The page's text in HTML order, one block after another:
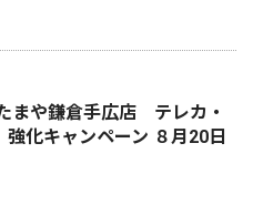
まや鎌倉手広店 テレカ・
化キャンペーン ８月20日